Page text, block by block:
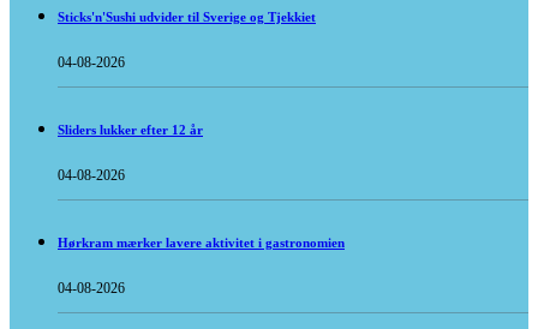
Sticks'n'Sushi udvider til Sverige og Tjekkiet
04-08-2026
Sliders lukker efter 12 år
04-08-2026
Hørkram mærker lavere aktivitet i gastronomien
04-08-2026